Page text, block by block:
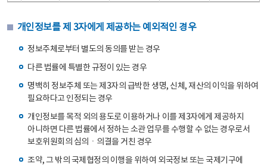
개인정보를 제 3자에게 제공하는 예외적인 경우
정보주체로부터 별도의 동의를 받는 경우
다른 법률에 특별한 규정이 있는 경우
명백히 정보주체 또는 제3자의 급박한 생명, 신체, 재산의 이익을 위하여
필요하다고 인정되는 경우
개인정보를 목적 외의 용도로 이용하거나 이를 제3자에게 제공하지
아니하면 다른 법률에서 정하는 소관 업무를 수행할 수 없는 경우로서
보호위원회의 심의ㆍ의결을 거친 경우
조약, 그 밖의 국제협정의 이행을 위하여 외국정보 또는 국제기구에